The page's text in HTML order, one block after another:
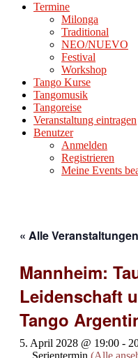
Termine
Milonga
Traditional
NEO/NUEVO
Festival
Workshop
Tango Kurse
Tangomusik
Tangoreise
Veranstaltung eintragen
Benutzer
Anmelden
Registrieren
Meine Events
« Alle Veranstaltungen
Mannheim:
Leidenschaft
Tango
5. April 2028 @ 19:00 -
Serientermin (Alle